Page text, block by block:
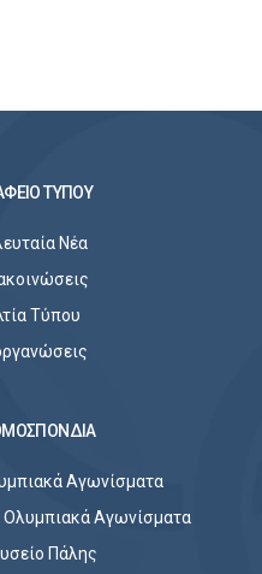
ΤΥΠΟΥ
Νέα
Τύπου
Αγωνίσματα
Αγωνίσματα
Πάλης